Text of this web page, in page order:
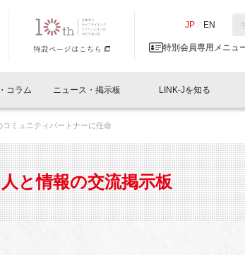
JP EN
特別会員専用メニュ
閉じる
イベントレポート一覧
LINK-J主催・共催
LINK-J協賛・協力
"UNIKORN"？
コラム
チャーインタビュー 会報
ーターコラム 日本
ニュース・掲示板
人と情報の交流掲示板一覧
会員プレスリリース
募集
LINK-Jを知る
in Nihonbashi
ーター紹介 事業
フレット GTB
会員について 入会
ィス・ラボ 施設
ミュニティパートナーに任命
人と情報の交流掲示板